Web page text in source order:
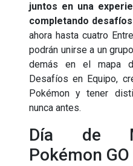
juntos en una
completando
ahora hasta cuatro
podrán unirse a un
demás en el mapa
Desafíos en Equipo,
Pokémon y tener
nunca antes.
Día de
Pokémon GO